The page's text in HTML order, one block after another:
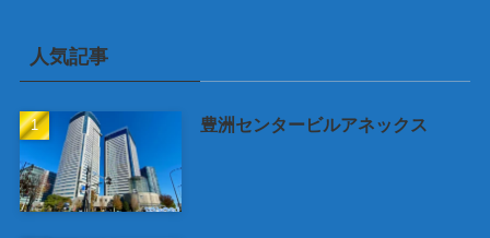
人気記事
豊洲センタービルアネックス